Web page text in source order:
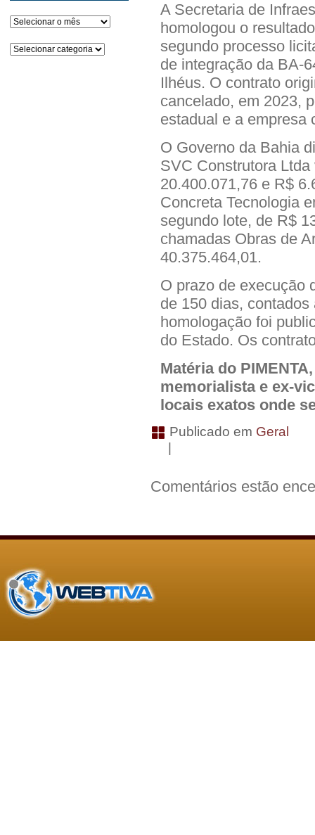
Arquivos
Categorias
A Secretaria de
homologou o
segundo processo
de integração da BA-
Ilhéus. O contrato
cancelado, em 2023,
estadual e a empresa
O Governo da Bahia
SVC Construtora
20.400.071,76 e R$
Concreta Tecnologia
segundo lote, de R$
chamadas Obras de
40.375.464,01.
O prazo de execução
de 150 dias,
homologação foi
do Estado. Os
Matéria do
memorialista e ex-
locais exatos onde
Publicado em Geral
Comentários estão